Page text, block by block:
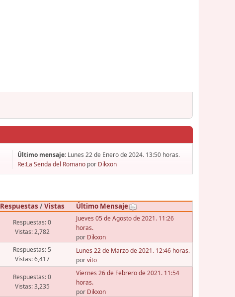
Último mensaje: Lunes 22 de Enero de 2024. 13:50 horas.
Re:La Senda del Romano por Dikxon
Respuestas /Vistas
Último Mensaje
Respuestas: 0
Vistas: 2,782
Jueves 05 de Agosto de 2021. 11:26
horas.
por Dikxon
Respuestas: 5
Vistas: 6,417
Lunes 22 de Marzo de 2021. 12:46 horas.
porvito
Respuestas: 0
Vistas: 3,235
Viernes 26 de Febrero de 2021. 11:54
horas.
por Dikxon